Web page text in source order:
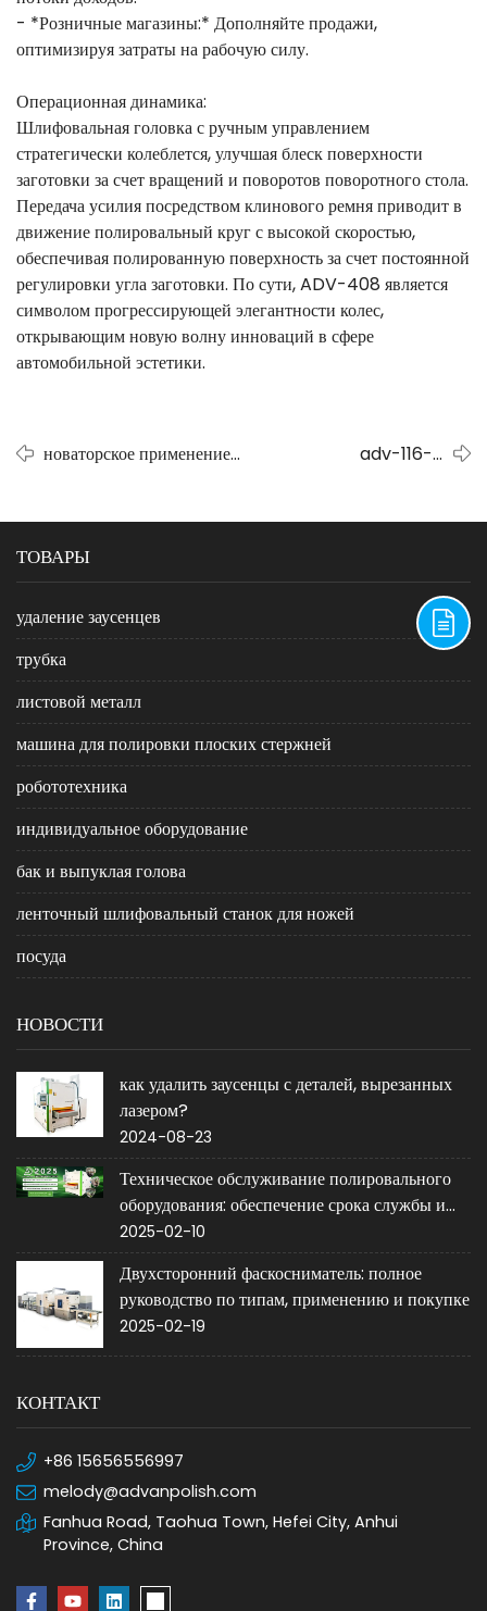
- *Розничные магазины:* Дополняйте продажи,
оптимизируя затраты на рабочую силу.
Операционная динамика:
Шлифовальная головка с ручным управлением
стратегически колеблется, улучшая блеск поверхности
заготовки за счет вращений и поворотов поворотного стола.
Передача усилия посредством клинового ремня приводит в
движение полировальный круг с высокой скоростью,
обеспечивая полированную поверхность за счет постоянной
регулировки угла заготовки. По сути, ADV-408 является
символом прогрессирующей элегантности колес,
открывающим новую волну инноваций в сфере
автомобильной эстетики.
новаторское применение
adv-116-8
ТОВАРЫ
удаление заусенцев
трубка
листовой металл
машина для полировки плоских стержней
робототехника
индивидуальное оборудование
бак и выпуклая голова
ленточный шлифовальный станок для ножей
посуда
НОВОСТИ
как удалить заусенцы с деталей, вырезанных
лазером?
2024-08-23
Техническое обслуживание полировального
оборудования: обеспечение срока службы и
производительности
2025-02-10
Двухсторонний фаскосниматель: полное
руководство по типам, применению и покупке
2025-02-19
КОНТАКТ
+86 15656556997
melody@advanpolish.com
Fanhua Road, Taohua Town, Hefei City, Anhui
Province, China